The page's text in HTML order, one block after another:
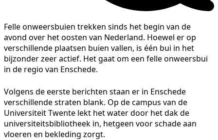
Felle onweersbuien trekken sinds het begin van de
avond over het oosten van Nederland. Hoewel er op
verschillende plaatsen buien vallen, is één bui in het
bijzonder zeer actief. Het gaat om een felle onweersbui
in de regio van Enschede.
Volgens de eerste berichten staan er in Enschede
verschillende straten blank. Op de campus van de
Universiteit Twente lekt het water door het dak de
universiteitsbibliotheek in, hetgeen voor schade aan
vloeren en bekleding zorgt.